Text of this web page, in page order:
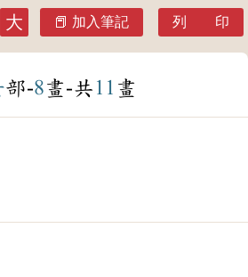
大 加入筆記 列 印
部-8畫-共 11 畫